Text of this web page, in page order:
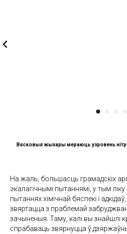
Вясковыя жыхары мераюць узровень
На жаль, большасць грамадскіх
экалагічнымі пытаннямі, у тым
пытаннях хімічнай бяспекі і
звяртацца з праблемай
зачыненыя. Таму, калі вы знайшлі
спрабаваць звярнуцца ў